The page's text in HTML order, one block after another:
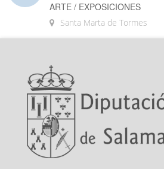
ARTE / EXPOSICIONES
Santa Marta de Tormes